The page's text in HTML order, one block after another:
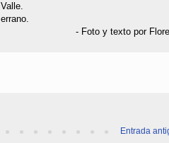
- Foto y texto por
Entrada